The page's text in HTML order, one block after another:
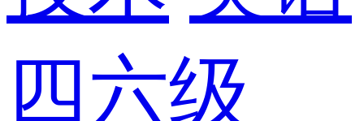
四六级